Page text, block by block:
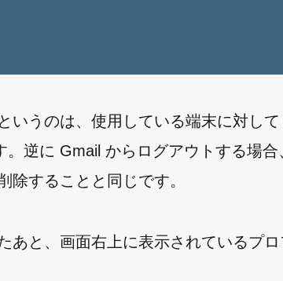
いうのは、使用している端末に対し
逆に Gmail からログアウトする場合
することと同じです。
あと、画面右上に表示されているプ